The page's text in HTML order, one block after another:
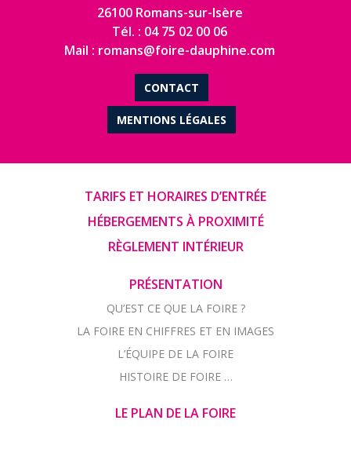
26100 Romans-sur-Isère
Tél. : 04 75 02 00 06
Mail : romans@foire-dauphine.com
CONTACT
MENTIONS LÉGALES
TARIFS ET HORAIRES D’ENTRÉE
HÉBERGEMENTS À PROXIMITÉ
RÈGLEMENT INTÉRIEUR
PRÉSENTATION
QU’EST CE QUE LA FOIRE ?
LA FOIRE EN CHIFFRES ET EN IMAGES
L’ÉQUIPE DE LA FOIRE
HISTOIRE DE FOIRE …
LE PLAN DE LA FOIRE